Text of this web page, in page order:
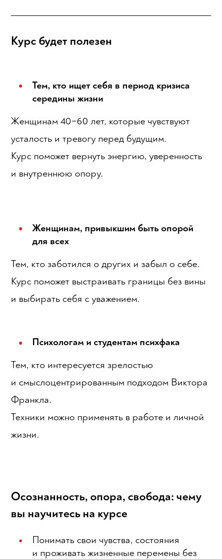
Курс будет полезен
Тем, кто ищет себя в период кризиса
середины жизни
Женщинам 40−60 лет, которые чувствуют
усталость и тревогу перед будущим.
Курс поможет вернуть энергию, уверенность
и внутреннюю опору.
Женщинам, привыкшим быть опорой
для всех
Тем, кто заботился о других и забыл о себе.
Курс поможет выстраивать границы без вины
и выбирать себя с уважением.
Психологам и студентам психфака
Тем, кто интересуется зрелостью
и смыслоцентрированным подходом Виктора
Франкла.
Техники можно применять в работе и личной
жизни.
Осознанность, опора, свобода: чему
вы научитесь на курсе
Понимать свои чувства, состояния
и проживать жизненные перемены без